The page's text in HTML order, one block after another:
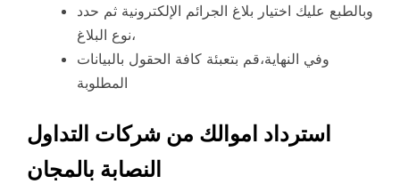
وبالطبع عليك اختيار بلاغ الجرائم الإلكترونية ثم حدد
نوع البلاغ،
وفي النهاية،قم بتعبئة كافة الحقول بالبيانات
المطلوبة
استرداد اموالك من شركات التداول
النصابة بالمجان